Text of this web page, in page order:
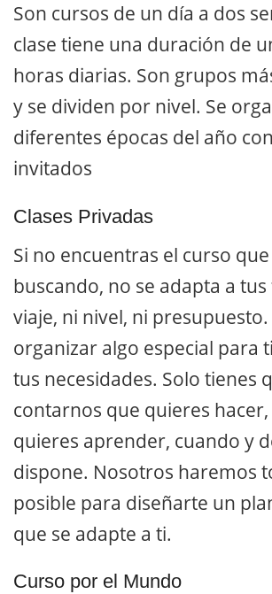
Son cursos de un día a dos
clase tiene una duración de
horas diarias. Son grupos
y se dividen por nivel. Se
diferentes épocas del año
invitados
Clases Privadas
Si no encuentras el curso
buscando, no se adapta a tus
viaje, ni nivel, ni
organizar algo especial para
tus necesidades. Solo tienes
contarnos que quieres
quieres aprender, cuando y
dispone. Nosotros haremos
posible para diseñarte un
que se adapte a ti.
Curso por el Mundo